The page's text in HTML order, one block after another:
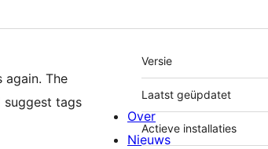
again. The
suggest tags
Meta
Versie
Laatst geüpdatet
Actieve installaties
Over
Nieuws